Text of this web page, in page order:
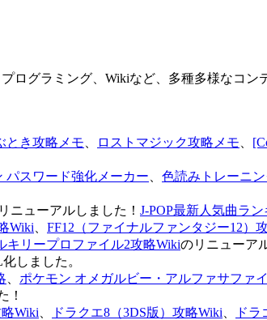
ログラミング、Wikiなど、多種多様なコン
き攻略メモ ロストマジック攻略メモ
パスワード強化メーカー 色読みトレーニ
ニューアルしました！ J-POP最新人気曲ラ
Wiki FF12（ファイナルファンタジー12）
キリープロファイル2攻略Wikiのリニューア
化しました。
ポケモン オメガルビー・アルファサファ
！
Wiki ドラクエ8（3DS版）攻略Wiki ド